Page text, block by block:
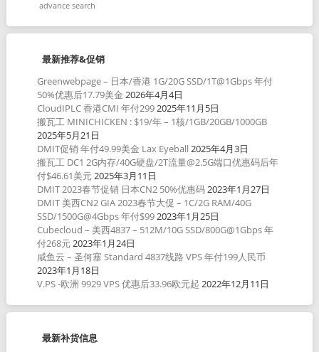
advance search
最新推荐&促销
Greenwebpage – 日本/香港 1G/20G SSD/1T@1Gbps 年付
50%优惠后17.79美金 2026年4月4日
CloudIPLC 香港CMI 年付2992025年11月5日
搬瓦工 MINICHICKEN : $19/年 – 1核/1GB/20GB/1000GB
2025年5月21日
DMIT促销 年付49.99美金 Lax Eyeball 2025年4月3日
搬瓦工 DC1 2G内存/40G硬盘/2T流量@2.5G端口优惠码后年
付$46.61美元2025年3月11日
DMIT 2023春节促销 日本CN2 50%优惠码2023年1月27日
DMIT 美西CN2 GIA 2023春节大促 – 1C/2G RAM/40G
SSD/1500G@4Gbps 年付$992023年1月25日
Cubecloud – 美西4837 – 512M/10G SSD/800G@1Gbps 年
付268元2023年1月24日
咸鱼云 – 圣何塞 Standard 4837线路 VPS 年付199人民币
2023年1月18日
V.PS -欧洲 9929 VPS 优惠后33.96欧元起 2022年12月11日
最新补货信息